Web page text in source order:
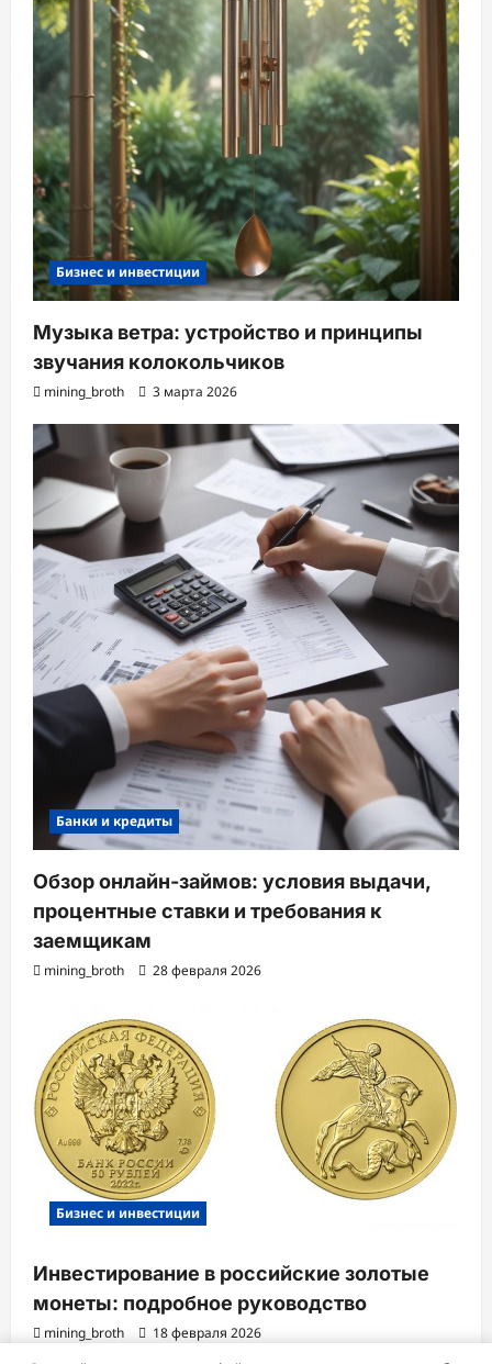
Бизнес и инвестиции
Музыка ветра: устройство и принципы
звучания колокольчиков
mining_broth 3 марта 2026
Банки и кредиты
Обзор онлайн-займов: условия выдачи,
процентные ставки и требования к
заемщикам
mining_broth 28 февраля 2026
Бизнес и инвестиции
Инвестирование в российские золотые
монеты: подробное руководство
mining_broth 18 февраля 2026